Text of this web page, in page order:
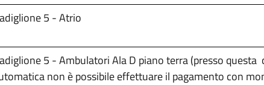
5 - Atrio
5 - Ambulatori Ala D piano terra (presso questa
non è possibile effettuare il pagamento con